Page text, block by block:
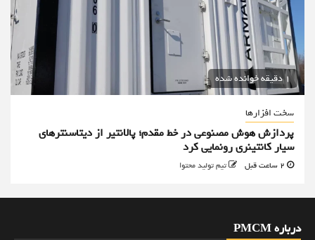
1 دقیقه خوانده شده
سخت افزارها
پردازش هوش مصنوعی در خط مقدم؛ پالانتیر از دیتاسنترهای
سیار کانتینری رونمایی کرد
تیم تولید محتوا
درباره PMCM